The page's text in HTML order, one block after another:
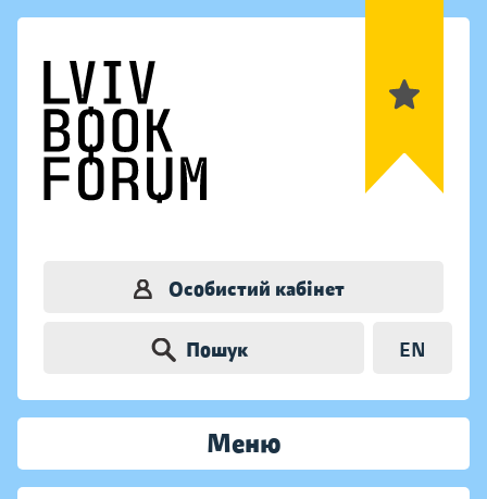
Особистий кабінет
Пошук EN
Меню